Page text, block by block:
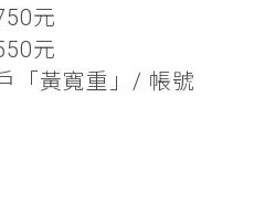
元
元
「黃寬重」/ 帳號